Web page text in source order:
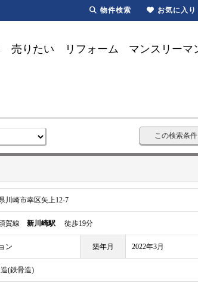
売りたい リフォーム マンスリーマ
この検索条
川崎市幸区矢上12-7
賀線 新川崎駅 徒歩19分
ン 築年月 2022年3月
(鉄骨造)
物件検索 お気に入り